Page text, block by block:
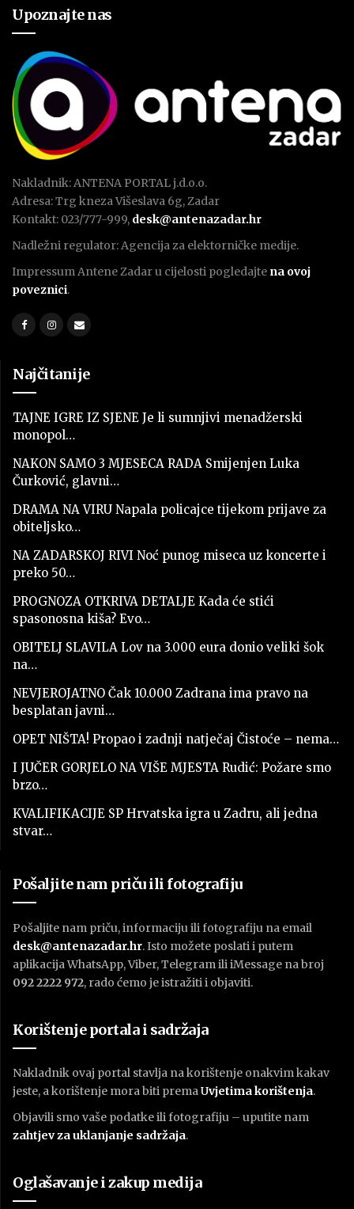
Upoznajte nas
Nakladnik: ANTENA PORTAL j.d.o.o.
Adresa: Trg kneza Višeslava 6g, Zadar
Kontakt: 023/777-999, desk@antenazadar.hr
Nadležni regulator: Agencija za elektorničke medije.
Impressum Antene Zadar u cijelosti pogledajte na ovoj
poveznici.
Najčitanije
TAJNE IGRE IZ SJENE Je li sumnjivi menadžerski
monopol…
NAKON SAMO 3 MJESECA RADA Smijenjen Luka
Čurković, glavni…
DRAMA NA VIRU Napala policajce tijekom prijave za
obiteljsko…
NA ZADARSKOJ RIVI Noć punog miseca uz koncerte i
preko 50…
PROGNOZA OTKRIVA DETALJE Kada će stići
spasonosna kiša? Evo…
OBITELJ SLAVILA Lov na 3.000 eura donio veliki šok
na…
NEVJEROJATNO Čak 10.000 Zadrana ima pravo na
besplatan javni…
OPET NIŠTA! Propao i zadnji natječaj Čistoće – nema…
I JUČER GORJELO NA VIŠE MJESTA Rudić: Požare smo
brzo…
KVALIFIKACIJE SP Hrvatska igra u Zadru, ali jedna
stvar…
Pošaljite nam priču ili fotografiju
Pošaljite nam priču, informaciju ili fotografiju na email
desk@antenazadar.hr. Isto možete poslati i putem
aplikacija WhatsApp, Viber, Telegram ili iMessage na broj
092 2222 972, rado ćemo je istražiti i objaviti.
Korištenje portala i sadržaja
Nakladnik ovaj portal stavlja na korištenje onakvim kakav
jeste, a korištenje mora biti premaUvjetima korištenja.
Objavili smo vaše podatke ili fotografiju – uputite nam
zahtjev za uklanjanje sadržaja.
Oglašavanje i zakup medija